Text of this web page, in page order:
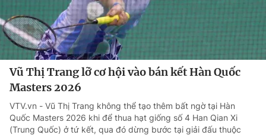
Vũ Thị Trang lỡ cơ hội vào bán kết Hàn Quốc
Masters 2026
VTV.vn - Vũ Thị Trang không thể tạo thêm bất ngờ tại Hàn
Quốc Masters 2026 khi để thua hạt giống số 4 Han Qian Xi
(Trung Quốc) ở tứ kết, qua đó dừng bước tại giải đấu thuộc